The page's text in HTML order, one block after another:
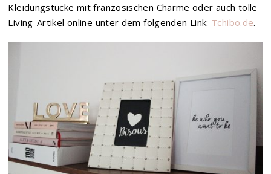
Kleidungstücke mit französischen Charme oder auch tolle
Living-Artikel online unter dem folgenden Link: Tchibo.de.